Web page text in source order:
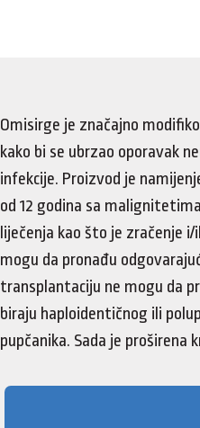
Omisirge je značajno
kako bi se ubrzao oporavak
infekcije. Proizvod je
od 12 godina sa
liječenja kao što je zračenje
mogu da pronađu
transplantaciju ne mogu da
biraju haploidentičnog ili
pupčanika. Sada je proširena